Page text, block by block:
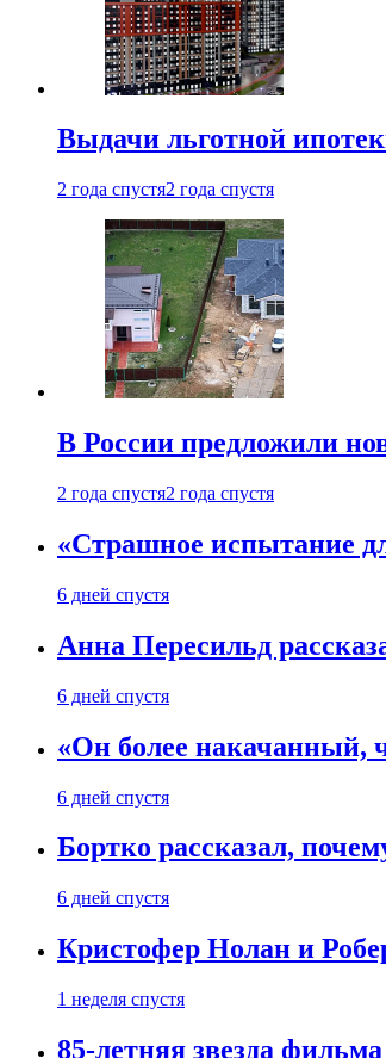
Выдачи льготной
2 года спустя2 года спустя
В России предложили
2 года спустя2 года спустя
«Страшное испытание
6 дней спустя
Анна Пересильд
6 дней спустя
«Он более накачанный,
6 дней спустя
Бортко рассказал,
6 дней спустя
Кристофер Нолан и
1 неделя спустя
85-летняя звезда